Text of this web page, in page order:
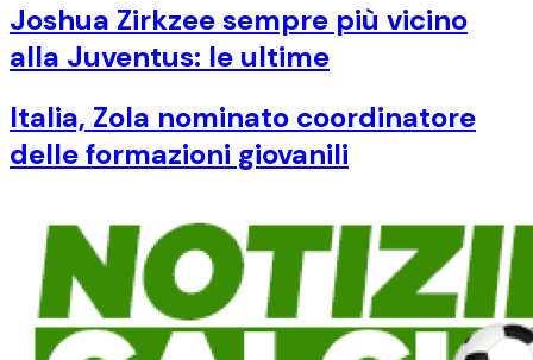
Joshua Zirkzee sempre più vicino
alla Juventus: le ultime
Italia, Zola nominato coordinatore
delle formazioni giovanili